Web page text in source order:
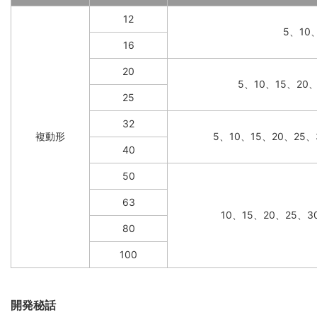
複動形
12
5、10
16
20
5、10、15、20
25
32
5、10、15、20、25
40
50
10、15、20、25、
63
80
100
開発秘話